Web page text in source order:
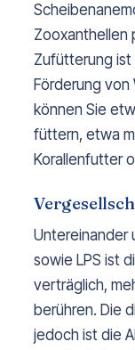
Zooxanthellen
Zufütterung
Förderung von
können Sie
füttern, etwa
Korallenfutter
Untereinander
sowie LPS ist
verträglich,
berühren. Die
jedoch ist die